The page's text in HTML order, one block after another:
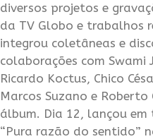
diversos projetos e
da TV Globo e trabalhos
integrou coletâneas e
colaborações com Swami
Ricardo Koctus, Chico
Marcos Suzano e
álbum. Dia 12, lançou
“Pura razão do sentido”